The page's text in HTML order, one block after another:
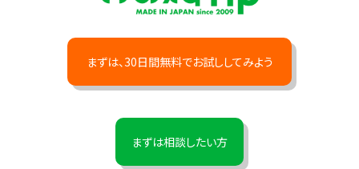
まずは、30日間無料でお試ししてみよう
まずは相談したい方